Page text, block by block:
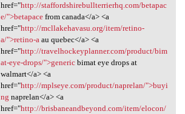
href="http://staffordshirebullterrierhq.com/betapac
e/">betapacefrom canada</a> <a
href="http://mcllakehavasu.org/item/retino-
a/">retino-aau quebec</a> <a
href="http://travelhockeyplanner.com/product/bim
at-eye-drops/">genericbimat eye drops at
walmart</a> <a
href="http://mplseye.com/product/naprelan/">buyi
ng naprelan</a> <a
href="http://brisbaneandbeyond.com/item/elocon/